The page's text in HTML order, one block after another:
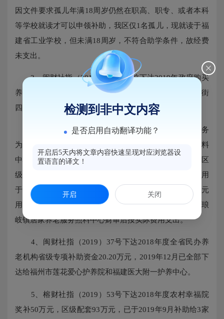
因文件要求孤儿年满18周岁仍然在职高、职专、或者本科
等学校就读才可以申领补助，我区仅1名孤儿，现就读于福
建省工业学校，但未满18周岁，不符合助学条件，故经费
未支出。
2、闽财社指（2018）121号提前下达2019年政府购买
养老及救助服务资金11.6万元。2019年全年下达给各镇街
四镇街养老协理员人员工资及办公经费21.6万元。
3、闽财社指（2019）18号下达下达2019年养老服务
为民办实事项目建设省级补助资金153万元（其中两个照料
中心建设补助费136万元，农村幸福院建设费17万元），区
级配套农村幸福院建设3万元。2019年8月已支出64万元用
于亭江镇养老服务照料中心建设。2019年9月已支出20万元
用于琅岐镇南兜村农村幸福院项目。经费结余72万元待琅
岐镇居家养老服务照料中心财审后按实际费用支出。
4、闽财社指（2019）37号下达2018年度全省民办养
老机构省级专项补助资金20.20万元，2019年12月已全部下
达给福州市莲花爱心护养院和福建医大附一护养中心。
5、榕财社指（2019）53号下达2018年度农村幸福院
奖补50万元，区级配套93万元，已于2019年9月补助给3家
检测到非中文内容
是否启用自动翻译功能？
开启后5天内将文章内容快速呈现对应浏览器设
置语言的译文！
开启 关闭